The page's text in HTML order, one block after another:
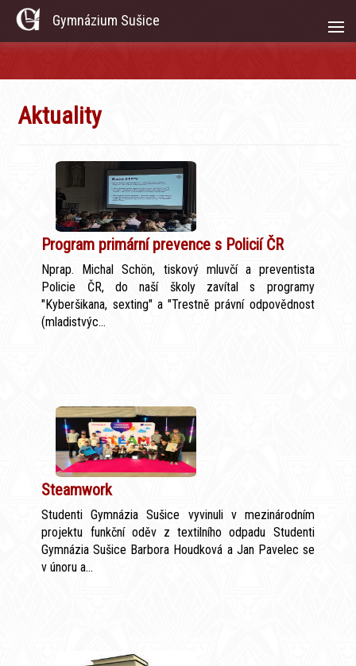
Gymnázium Sušice
Aktuality
Program primární prevence s Policií ČR
Nprap. Michal Schön, tiskový mluvčí a preventista
Policie ČR, do naší školy zavítal s programy
"Kyberšikana, sexting" a "Trestně právní odpovědnost
(mladistvýc...
Steamwork
Studenti Gymnázia Sušice vyvinuli v mezinárodním
projektu funkční oděv z textilního odpadu Studenti
Gymnázia Sušice Barbora Houdková a Jan Pavelec se
v únoru a...